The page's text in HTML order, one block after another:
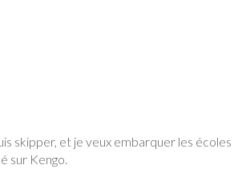
skipper, et je veux embarquer les
sur Kengo.